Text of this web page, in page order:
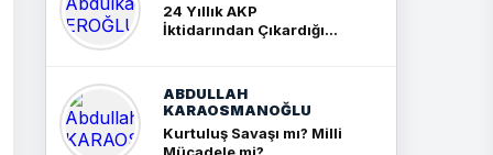
24 Yıllık AKP
İktidarından Çıkardığım
ABDULLAH
KARAOSMANOĞLU
Kurtuluş Savaşı mı? Milli